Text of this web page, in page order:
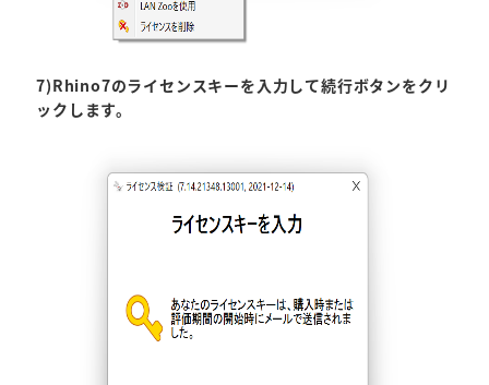
7)Rhino7のライセンスキーを入力して続行ボタンをクリ
ックします。